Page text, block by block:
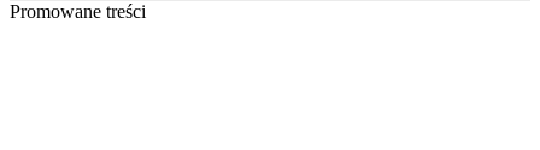
Promowane treści